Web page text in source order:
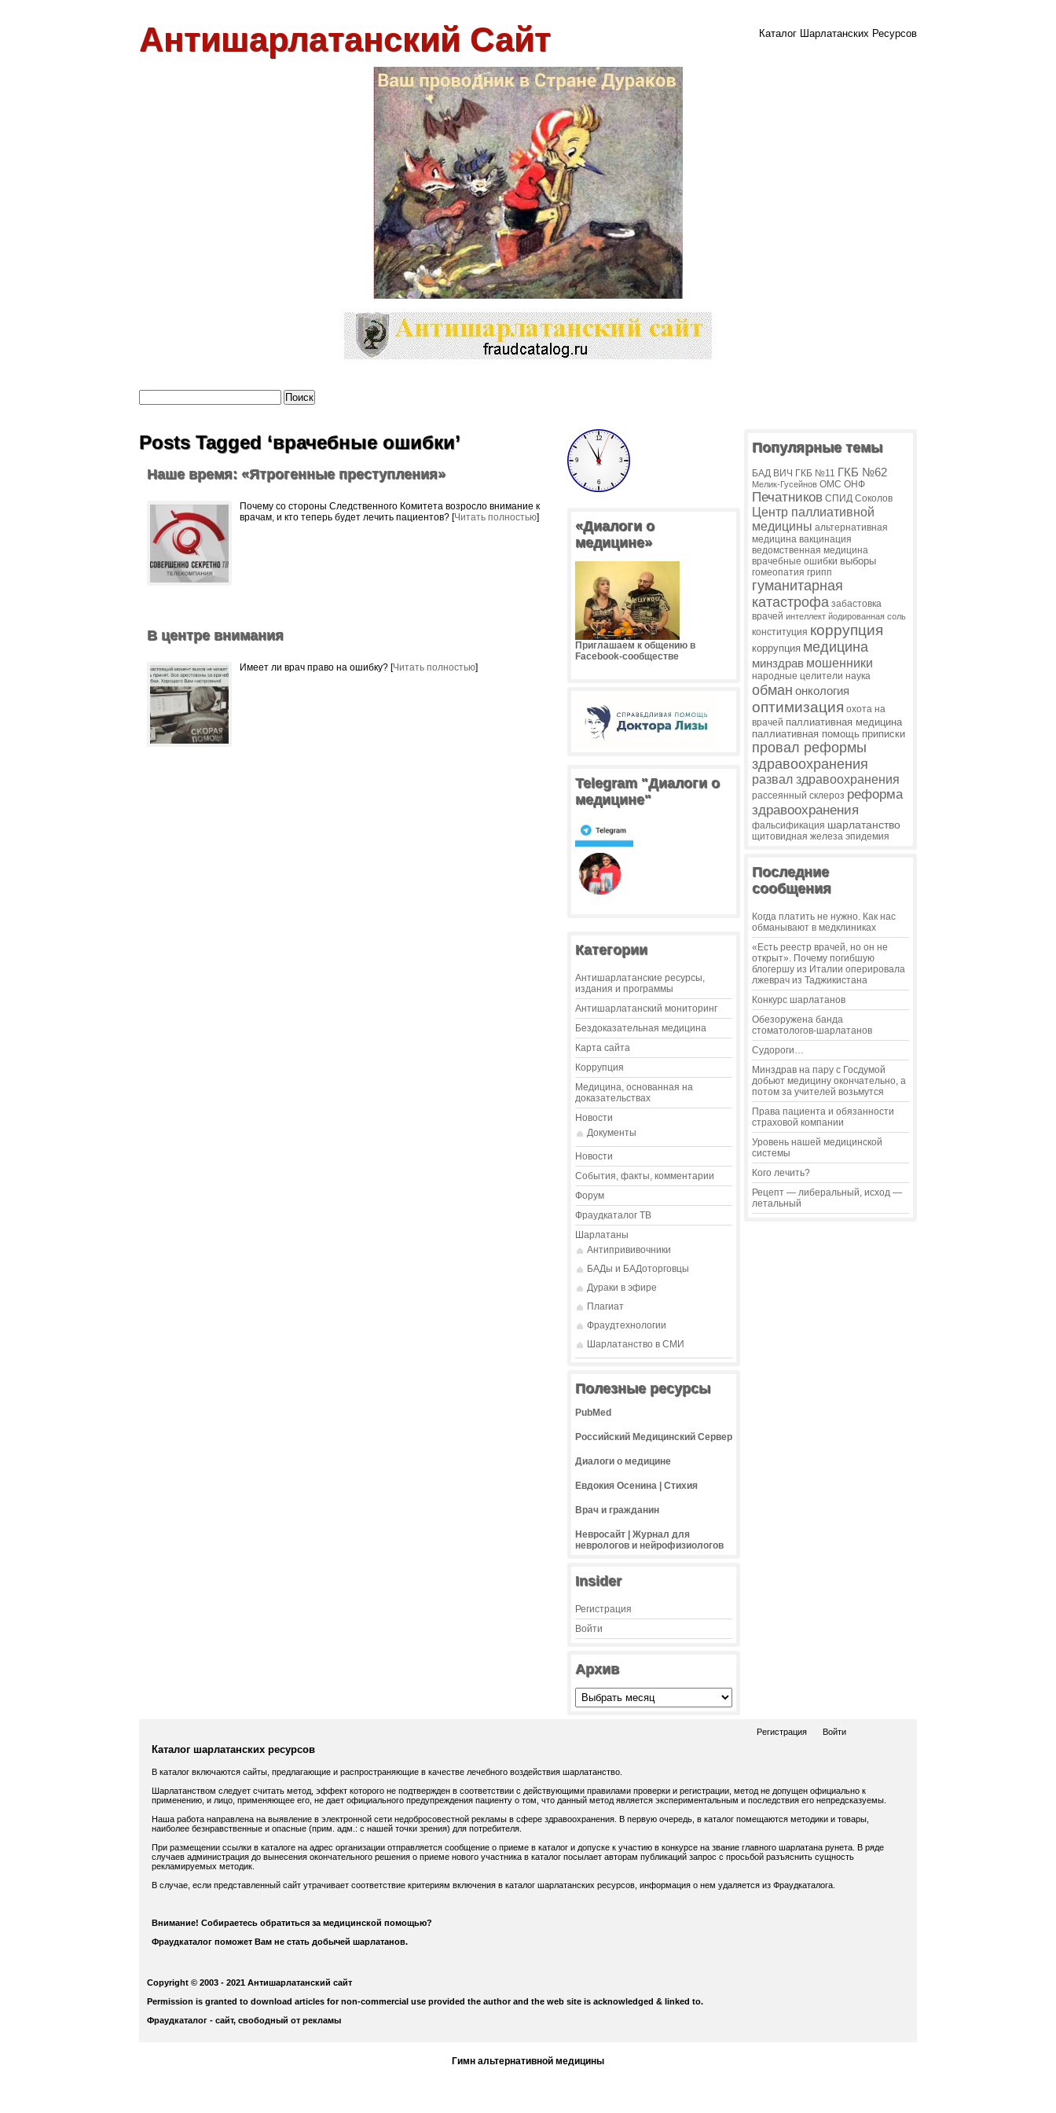
Антишарлатанский Сайт Каталог Шарлатанских Ресурсов
Posts Tagged ‘врачебные ошибки’
Наше время: «Ятрогенные преступления»
Почему со стороны Следственного Комитета возросло внимание к
врачам, и кто теперь будет лечить пациентов? [Читать полностью]
В центре внимания
Имеет ли врач право на ошибку? [Читать полностью]
«Диалоги о
медицине»
Приглашаем к общению в
Facebook-сообществе
Telegram "Диалоги о
медицине"
Категории
Антишарлатанские ресурсы,
издания и программы
Антишарлатанский мониторинг
Бездоказательная медицина
Карта сайта
Коррупция
Медицина, основанная на
доказательствах
Новости
Документы
Новости
События, факты, комментарии
Форум
Фраудкаталог ТВ
Шарлатаны
Антипрививочники
БАДы и БАДоторговцы
Дураки в эфире
Плагиат
Фраудтехнологии
Шарлатанство в СМИ
Полезные ресурсы
PubMed
Российский Медицинский Сервер
Диалоги о медицине
Евдокия Осенина | Стихия
Врач и гражданин
Невросайт | Журнал для
неврологов и нейрофизиологов
Insider
Регистрация
Войти
Архив
Популярные темы
БАД ВИЧ ГКБ №11 ГКБ №62
Мелик-Гусейнов ОМС ОНФ
Печатников СПИД Соколов
Центр паллиативной
медицины альтернативная
медицина вакцинация
ведомственная медицина
врачебные ошибки выборы
гомеопатия грипп
гуманитарная
катастрофа забастовка
врачей интеллект йодированная соль
конституция коррупция
коррупция медицина
минздрав мошенники
народные целители наука
обман онкология
оптимизация охота на
врачей паллиативная медицина
паллиативная помощь приписки
провал реформы
здравоохранения
развал здравоохранения
рассеянный склероз реформа
здравоохранения
фальсификация шарлатанство
щитовидная железа эпидемия
Последние
сообщения
Когда платить не нужно. Как нас
обманывают в медклиниках
«Есть реестр врачей, но он не
открыт». Почему погибшую
блогершу из Италии оперировала
лжеврач из Таджикистана
Конкурс шарлатанов
Обезоружена банда
стоматологов-шарлатанов
Судороги…
Минздрав на пару с Госдумой
добьют медицину окончательно, а
потом за учителей возьмутся
Права пациента и обязанности
страховой компании
Уровень нашей медицинской
системы
Кого лечить?
Рецепт — либеральный, исход —
летальный
Регистрация Войти
Каталог шарлатанских ресурсов
В каталог включаются сайты, предлагающие и распространяющие в качестве лечебного воздействия шарлатанство.
Шарлатанством следует считать метод, эффект которого не подтвержден в соответствии с действующими правилами проверки и регистрации, метод не допущен официально к
применению, и лицо, применяющее его, не дает официального предупреждения пациенту о том, что данный метод является экспериментальным и последствия его непредсказуемы.
Наша работа направлена на выявление в электронной сети недобросовестной рекламы в сфере здравоохранения. В первую очередь, в каталог помещаются методики и товары,
наиболее безнравственные и опасные (прим. адм.: с нашей точки зрения) для потребителя.
При размещении ссылки в каталоге на адрес организации отправляется сообщение о приеме в каталог и допуске к участию в конкурсе на звание главного шарлатана рунета. В ряде
случаев администрация до вынесения окончательного решения о приеме нового участника в каталог посылает авторам публикаций запрос с просьбой разъяснить сущность
рекламируемых методик.
В случае, если представленный сайт утрачивает соответствие критериям включения в каталог шарлатанских ресурсов, информация о нем удаляется из Фраудкаталога.
Внимание! Собираетесь обратиться за медицинской помощью?
Фраудкаталог поможет Вам не стать добычей шарлатанов.
Copyright © 2003 - 2021 Антишарлатанский сайт
Permission is granted to download articles for non-commercial use provided the author and the web site is acknowledged & linked to.
Фраудкаталог - сайт, свободный от рекламы
Гимн альтернативной медицины